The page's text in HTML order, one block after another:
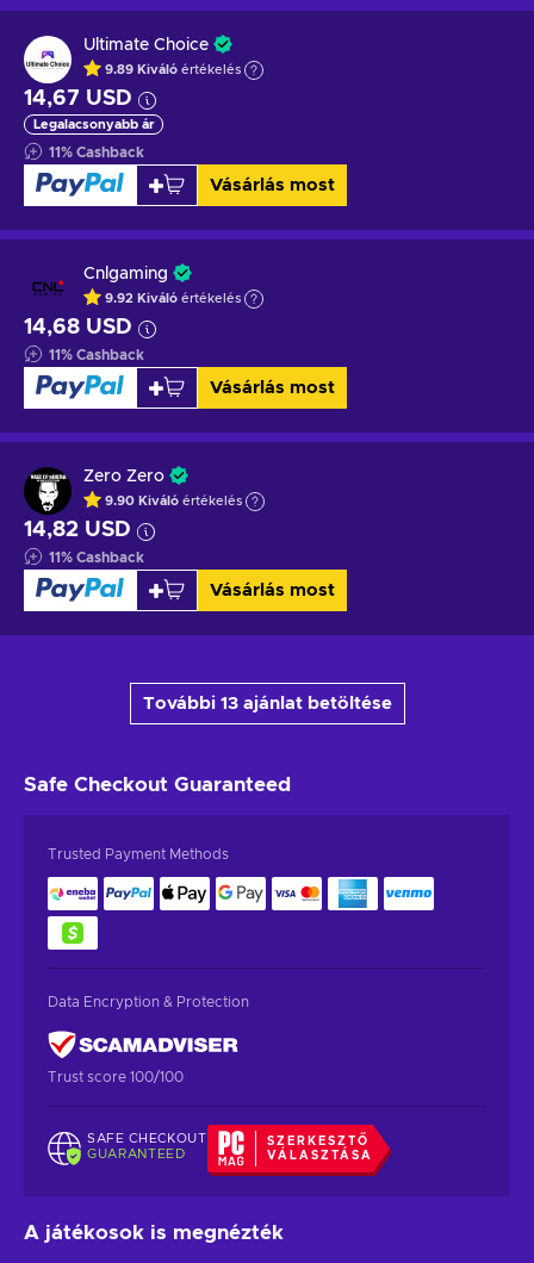
Ultimate Choice
9.89 Kiváló értékelés
14,67 USD
Legalacsonyabb ár
11% Cashback
Vásárlás most
Cnlgaming
9.92 Kiváló értékelés
14,68 USD
11% Cashback
Vásárlás most
Zero Zero
9.90 Kiváló értékelés
14,82 USD
11% Cashback
Vásárlás most
További 13 ajánlat betöltése
Safe Checkout Guaranteed
Trusted Payment Methods
Data Encryption & Protection
Trust score 100/100
SAFE CHECKOUT
GUARANTEED
SZERKESZTŐ
VÁLASZTÁSA
A játékosok is megnézték